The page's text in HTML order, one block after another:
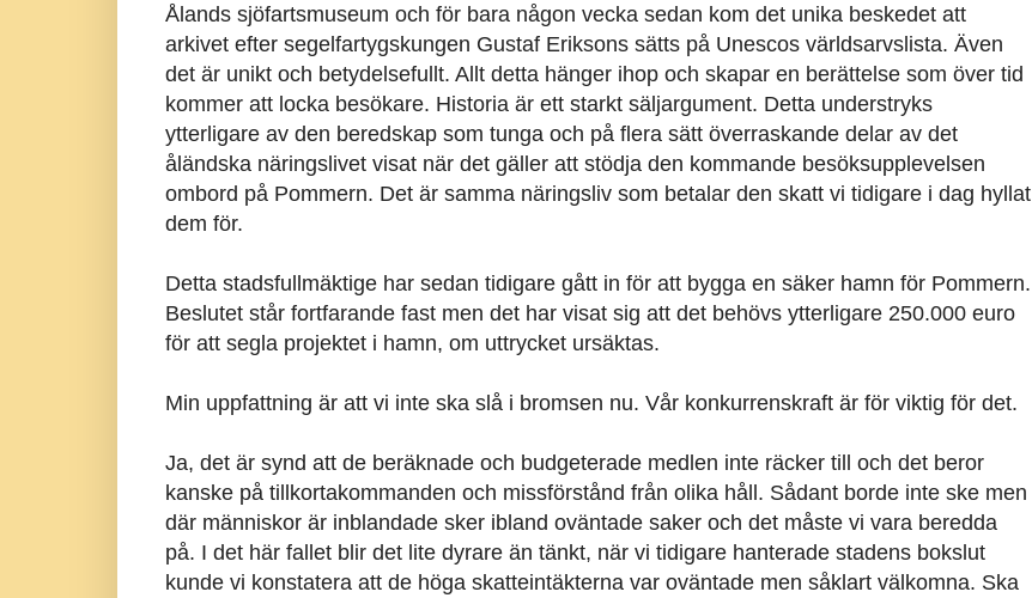
Ålands sjöfartsmuseum och för bara någon vecka sedan kom det unika beskedet att
arkivet efter segelfartygskungen Gustaf Eriksons sätts på Unescos världsarvslista. Även
det är unikt och betydelsefullt. Allt detta hänger ihop och skapar en berättelse som över tid
kommer att locka besökare. Historia är ett starkt säljargument. Detta understryks
ytterligare av den beredskap som tunga och på flera sätt överraskande delar av det
åländska näringslivet visat när det gäller att stödja den kommande besöksupplevelsen
ombord på Pommern. Det är samma näringsliv som betalar den skatt vi tidigare i dag hyllat
dem för.
Detta stadsfullmäktige har sedan tidigare gått in för att bygga en säker hamn för Pommern.
Beslutet står fortfarande fast men det har visat sig att det behövs ytterligare 250.000 euro
för att segla projektet i hamn, om uttrycket ursäktas.
Min uppfattning är att vi inte ska slå i bromsen nu. Vår konkurrenskraft är för viktig för det.
Ja, det är synd att de beräknade och budgeterade medlen inte räcker till och det beror
kanske på tillkortakommanden och missförstånd från olika håll. Sådant borde inte ske men
där människor är inblandade sker ibland oväntade saker och det måste vi vara beredda
på. I det här fallet blir det lite dyrare än tänkt, när vi tidigare hanterade stadens bokslut
kunde vi konstatera att de höga skatteintäkterna var oväntade men såklart välkomna. Ska